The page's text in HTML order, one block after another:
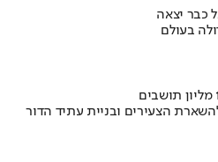
כבר יצאה
בעולם
הצעירים ובניית עתיד הדור